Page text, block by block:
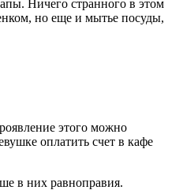
Ничего странного в этом
но еще и мытье посуды,
этого можно
оплатить счет в кафе
в них равноправия.